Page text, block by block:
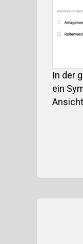
In der
ein